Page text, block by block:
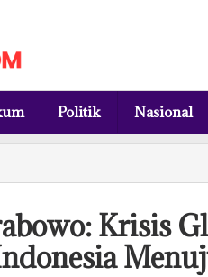
Politik Nasional
Krisis